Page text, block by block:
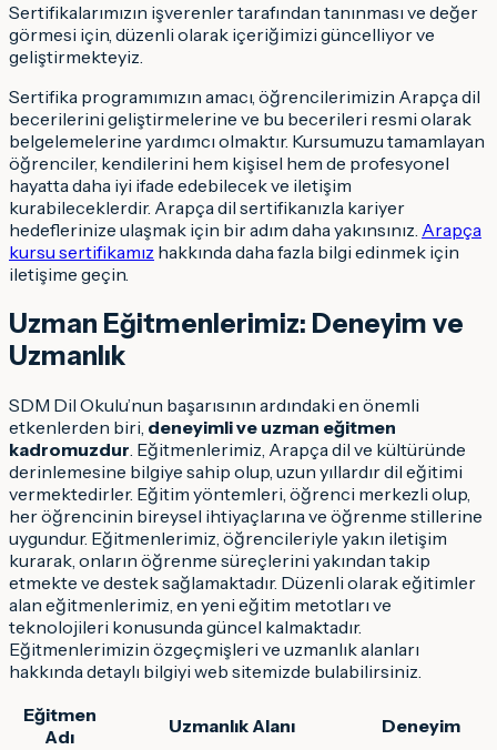
Sertifikalarımızın işverenler tarafından tanınması ve değer
görmesi için, düzenli olarak içeriğimizi güncelliyor ve
geliştirmekteyiz.
Sertifika programımızın amacı, öğrencilerimizin Arapça dil
becerilerini geliştirmelerine ve bu becerileri resmi olarak
belgelemelerine yardımcı olmaktır. Kursumuzu tamamlayan
öğrenciler, kendilerini hem kişisel hem de profesyonel
hayatta daha iyi ifade edebilecek ve iletişim
kurabileceklerdir. Arapça dil sertifikanızla kariyer
hedeflerinize ulaşmak için bir adım daha yakınsınız. Arapça
kursu sertifikamız hakkında daha fazla bilgi edinmek için
iletişime geçin.
Uzman Eğitmenlerimiz: Deneyim ve
Uzmanlık
SDM Dil Okulu’nun başarısının ardındaki en önemli
etkenlerden biri, deneyimli ve uzman eğitmen
kadromuzdur . Eğitmenlerimiz, Arapça dil ve kültüründe
derinlemesine bilgiye sahip olup, uzun yıllardır dil eğitimi
vermektedirler. Eğitim yöntemleri, öğrenci merkezli olup,
her öğrencinin bireysel ihtiyaçlarına ve öğrenme stillerine
uygundur. Eğitmenlerimiz, öğrencileriyle yakın iletişim
kurarak, onların öğrenme süreçlerini yakından takip
etmekte ve destek sağlamaktadır. Düzenli olarak eğitimler
alan eğitmenlerimiz, en yeni eğitim metotları ve
teknolojileri konusunda güncel kalmaktadır.
Eğitmenlerimizin özgeçmişleri ve uzmanlık alanları
hakkında detaylı bilgiyi web sitemizde bulabilirsiniz.
Eğitmen
Adı
Uzmanlık Alanı
Deneyim